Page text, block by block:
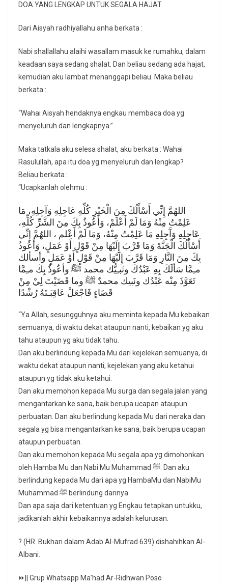
DOA YANG LENGKAP UNTUK SEGALA HAJAT
Dari Aisyah radhiyallahu anha berkata :
Nabi shallallahu alaihi wasallam masuk ke rumahku, dalam
keadaan saya sedang shalat. Dan beliau sedang ada hajat,
kemudian aku lambat menanggapi beliau. Maka beliau
berkata :
“Wahai Aisyah hendaknya engkau membaca doa yg
menyeluruh dan lengkapnya.”
Maka tatkala aku selesa shalat, aku berkata : Wahai
Rasulullah, apa itu doa yg menyeluruh dan lengkap?
Beliau berkata :
“Ucapkanlah olehmu :
اللهُمَّ إِنِّي أَسْأَلُكَ مِنَ الْخَيْرِ كُلِّهِ عَاجِلِهِ وَآجِلِهِ، مَا
عَلِمْتُ مِنْهُ وَمَا لَمْ أَعْلَمْ، وَأَعُوذُ بِكَ مِنَ الشَّرِّ كُلِّهِ،
عَاجِلِهِ وَآَجِلِهِ مَا عَلِمْتُ مِنْهُ، وَمَا لَمْ أَعْلم ، اللهُمَّ إِنِّي
أَسْأَلُكَ الْجَنَّةَ وَمَا قَرَّبَ إِلَيْهَا مِنْ قَوْلٍ أَوْ عَمَلٍ، وَأَعُوذُ
بِكَ مِنَ النَّارِ وَمَا قَرَّبَ إِلَيْهَا مِنْ قَوْلٍ أَوْ عَمَلٍ وأسألك
مـِمَّا سَألَكَ بِهِ عَبْدُكَ ونَبـِيُّك محمد ﷺ وأعُوذُ بِكَ مـِمَّا
تَعَوَّذَ مِنْه عَبْدُك ونَبيك محمدٌ ﷺ وما قَضَيْتَ لِيْ مِنْ
قَضَاءٍ فَاجْعَلْ عَاقِبَـتَهُ رُشْدًا
“Ya Allah, sesungguhnya aku meminta kepada Mu kebaikan
semuanya, di waktu dekat ataupun nanti, kebaikan yg aku
tahu ataupun yg aku tidak tahu.
Dan aku berlindung kepada Mu dari kejelekan semuanya, di
waktu dekat ataupun nanti, kejelekan yang aku ketahui
ataupun yg tidak aku ketahui.
Dan aku memohon kepada Mu surga dan segala jalan yang
mengantarkan ke sana, baik berupa ucapan ataupun
perbuatan. Dan aku berlindung kepada Mu dari neraka dan
segala yg bisa mengantarkan ke sana, baik berupa ucapan
ataupun perbuatan.
Dan aku memohon kepada Mu segala apa yg dimohonkan
oleh Hamba Mu dan Nabi Mu Muhammad ﷺ. Dan aku
berlindung kepada Mu dari apa yg HambaMu dan NabiMu
Muhammad ﷺ berlindung darinya.
Dan apa saja dari ketentuan yg Engkau tetapkan untukku,
jadikanlah akhir kebaikannya adalah kelurusan.
? (HR. Bukhari dalam Adab Al-Mufrad 639) dishahihkan Al-
Albani.
⏩|| Grup Whatsapp Ma’had Ar-Ridhwan Poso